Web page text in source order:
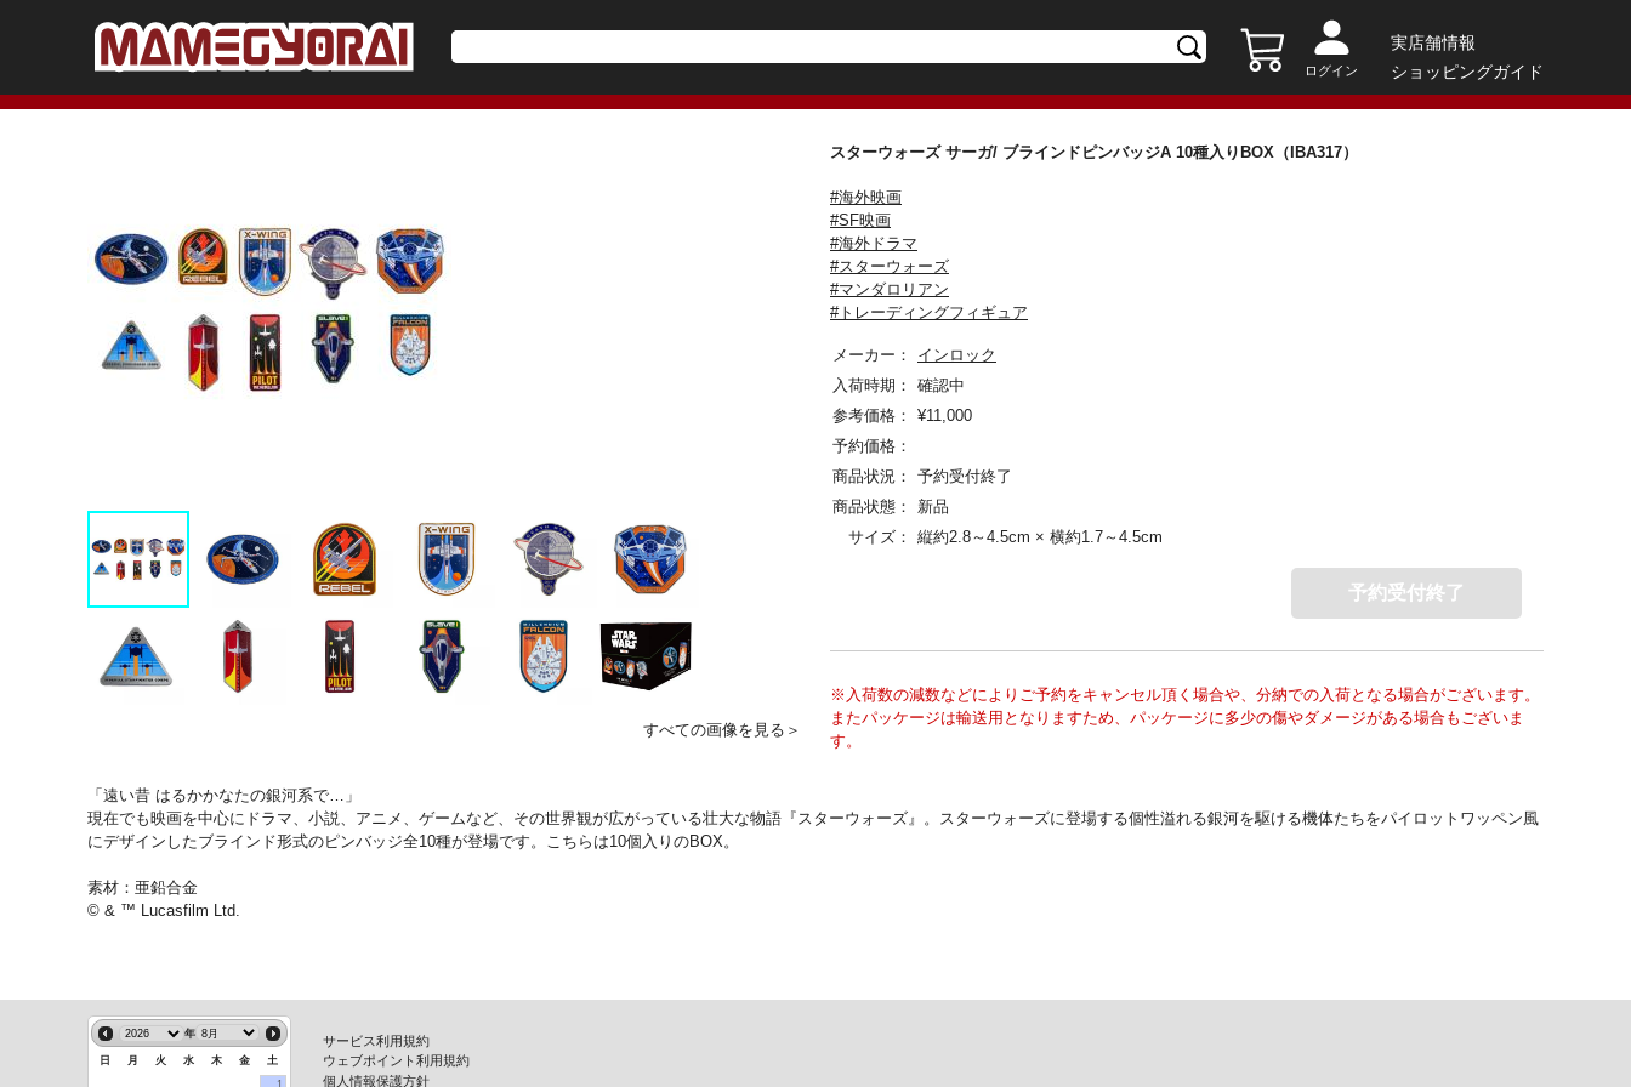
ログイン
実店舗情報
ショッピングガイド
すべての画像を見る＞
スターウォーズ サーガ/ ブラインドピンバッジA 10種入りBOX（IBA317）
#海外映画
#SF映画
#海外ドラマ
#スターウォーズ
#マンダロリアン
#トレーディングフィギュア
メーカー：
インロック
入荷時期：
確認中
参考価格：
¥11,000
予約価格：
商品状況：
予約受付終了
商品状態：
新品
サイズ：
縦約2.8～4.5cm × 横約1.7～4.5cm
予約受付終了
※入荷数の減数などによりご予約をキャンセル頂く場合や、分納での入荷となる場合がございます。
またパッケージは輸送用となりますため、パッケージに多少の傷やダメージがある場合もございま
す。
「遠い昔 はるかかなたの銀河系で…」
現在でも映画を中心にドラマ、小説、アニメ、ゲームなど、その世界観が広がっている壮大な物語『スターウォーズ』。スターウォーズに登場する個性溢れる銀河を駆ける機体たちをパイロットワッペン風
にデザインしたブラインド形式のピンバッジ全10種が登場です。こちらは10個入りのBOX。
素材：亜鉛合金
© & ™ Lucasfilm Ltd.
年
日 月 火 水 木 金
土
1
サービス利用規約
ウェブポイント利用規約
個人情報保護方針